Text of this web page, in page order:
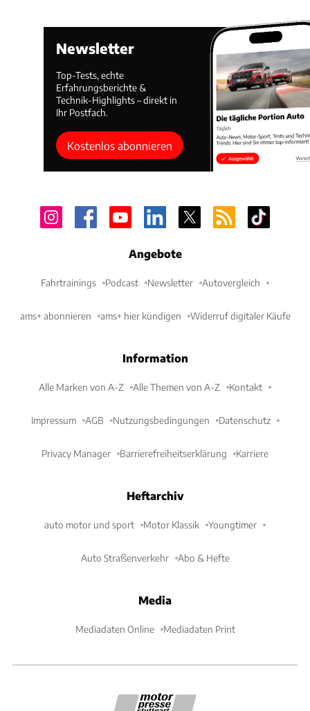
Newsletter
Top-Tests, echte
Erfahrungsberichte &
Technik-Highlights – direkt in
Ihr Postfach.
Kostenlos abonnieren
Angebote
Fahrtrainings Podcast Newsletter Autovergleich
ams+ abonnieren ams+ hier kündigen Widerruf digitaler Käufe
Information
Alle Marken von A-Z Alle Themen von A-Z Kontakt
Impressum AGB Nutzungsbedingungen Datenschutz
Privacy Manager Barrierefreiheitserklärung Karriere
Heftarchiv
auto motor und sport Motor Klassik Youngtimer
Auto Straßenverkehr Abo & Hefte
Media
Mediadaten Online Mediadaten Print